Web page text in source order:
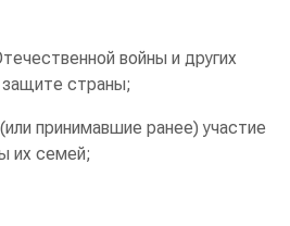
войны и других
страны;
принимавшие ранее) участие
их семей;